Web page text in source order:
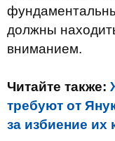
должны
вниманием.
Читайте также:
требуют от
за избиение их